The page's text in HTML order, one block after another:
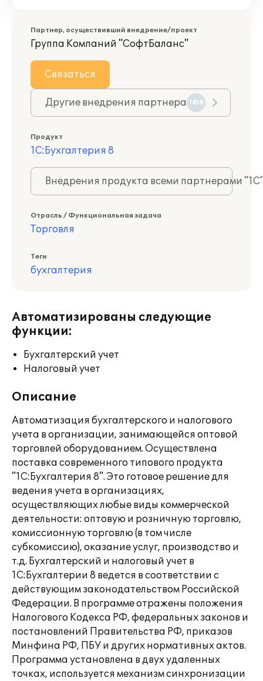
Партнер, осуществивший внедрение/проект
Группа Компаний "СофтБаланс"
Связаться
Другие внедрения партнера 1818
Продукт
1С:Бухгалтерия 8
Внедрения продукта всеми партнерами
Отрасль / Функциональная задача
Торговля
Теги
бухгалтерия
Автоматизированы следующие
функции:
Бухгалтерский учет
Налоговый учет
Описание
Автоматизация бухгалтерского и налогового
учета в организации, занимающейся оптовой
торговлей оборудованием. Осуществлена
поставка современного типового продукта
"1С:Бухгалтерия 8". Это готовое решение для
ведения учета в организациях,
осуществляющих любые виды коммерческой
деятельности: оптовую и розничную торговлю,
комиссионную торговлю (в том числе
субкомиссию), оказание услуг, производство и
т.д. Бухгалтерский и налоговый учет в
1С:Бухгалтерии 8 ведется в соответствии с
действующим законодательством Российской
Федерации. В программе отражены положения
Налогового Кодекса РФ, федеральных законов и
постановлений Правительства РФ, приказов
Минфина РФ, ПБУ и других нормативных актов.
Программа установлена в двух удаленных
точках, используется механизм синхронизации